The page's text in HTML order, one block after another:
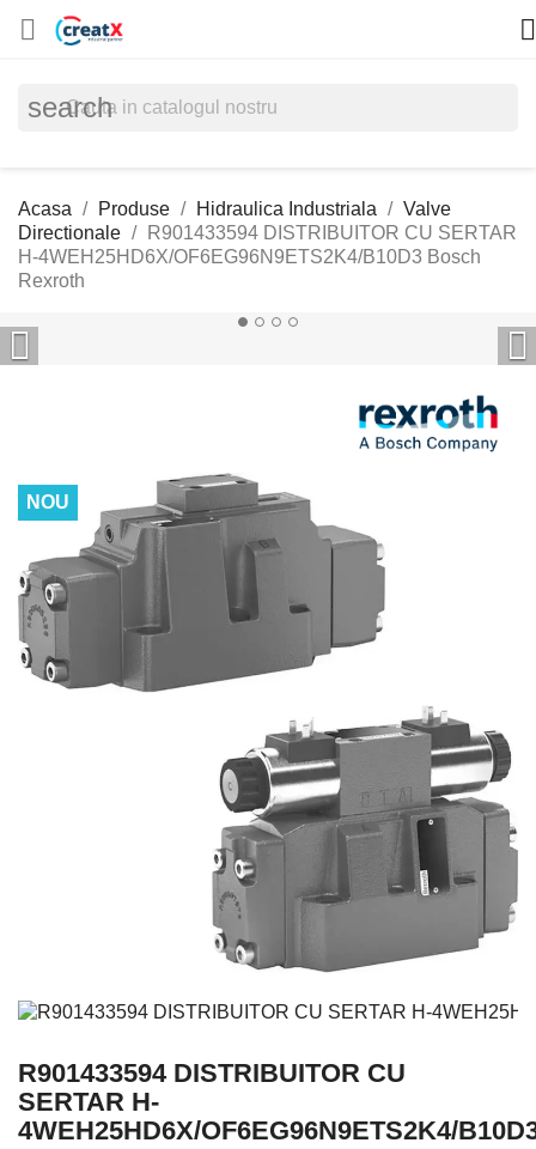
 
search
Acasa Produse Hidraulica Industriala
Valve
Directionale
R901433594 DISTRIBUITOR CU SERTAR
H-4WEH25HD6X/OF6EG96N9ETS2K4/B10D3 Bosch
Rexroth
 
NOU
R901433594 DISTRIBUITOR CU
SERTAR H-
4WEH25HD6X/OF6EG96N9ETS2K4/